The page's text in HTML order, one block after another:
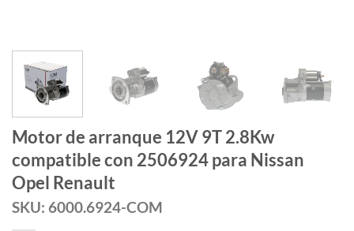
Motor de arranque 12V 9T 2.8Kw
compatible con 2506924 para Nissan
Opel Renault
SKU: 6000.6924-COM